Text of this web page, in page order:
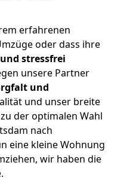
erfahrenen
oder dass ihre
stressfrei
unsere Partner
und
und unser breite
der optimalen Wahl
nach
eine kleine Wohnung
wir haben die